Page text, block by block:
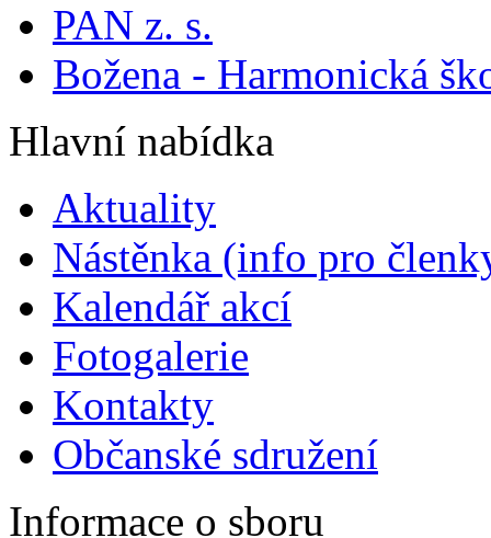
PAN z. s.
Božena - Harmonická
Hlavní nabídka
Aktuality
Nástěnka (info pro
Kalendář akcí
Fotogalerie
Kontakty
Občanské sdružení
Informace o sboru